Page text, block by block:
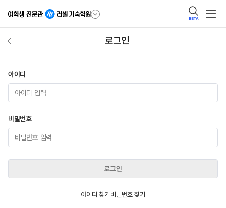
BETA
로그인
아이디
비밀번호
로그인
아이디 찾기 비밀번호 찾기